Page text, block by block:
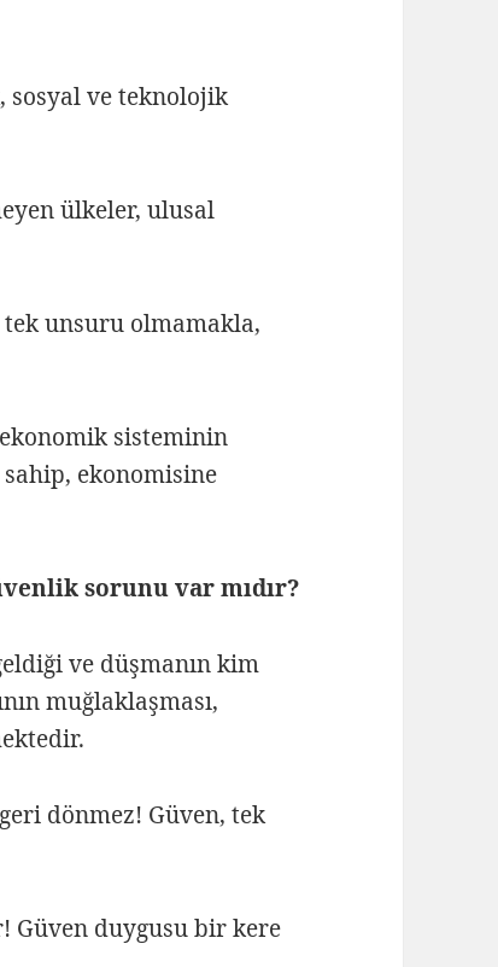
sosyal ve teknolojik
ülkeler, ulusal
unsuru olmamakla,
sisteminin
ekonomisine
sorunu var mıdır?
ve düşmanın kim
muğlaklaşması,
dönmez! Güven, tek
Güven duygusu bir kere